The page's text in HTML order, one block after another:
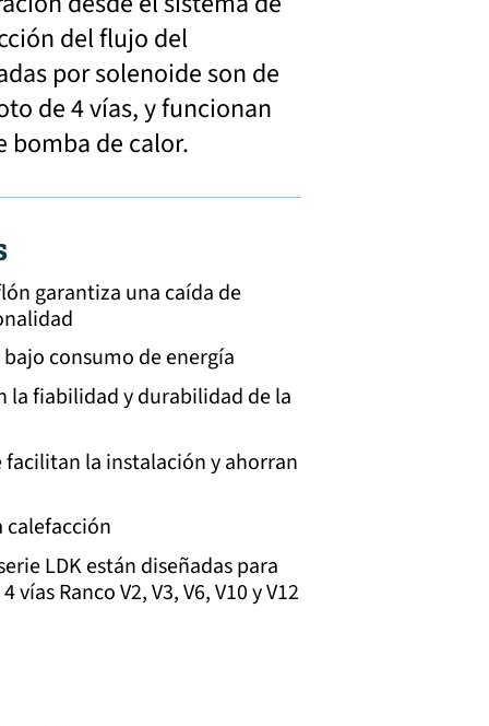
del flujo del
por solenoide son de
de 4 vías, y funcionan
bomba de calor.
garantiza una caída de
consumo de energía
la fiabilidad y durabilidad de la
facilitan la instalación y ahorran
calefacción
LDK están diseñadas para
Ranco V2, V3, V6, V10 y V12